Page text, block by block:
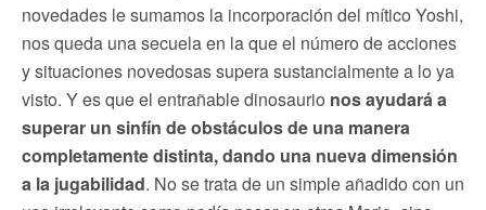
novedades le sumamos la incorporación del mítico Yoshi,
nos queda una secuela en la que el número de acciones
y situaciones novedosas supera sustancialmente a lo ya
visto. Y es que el entrañable dinosaurio nos ayudará a
superar un sinfín de obstáculos de una manera
completamente distinta, dando una nueva dimensión
a la jugabilidad. No se trata de un simple añadido con un